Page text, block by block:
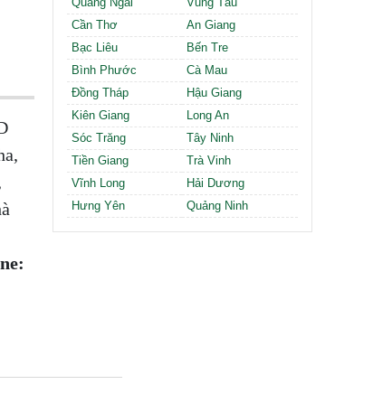
Cần Thơ
An Giang
Bạc Liêu
Bến Tre
Bình Phước
Cà Mau
Đồng Tháp
Hậu Giang
Kiên Giang
Long An
Sóc Trăng
Tây Ninh
Tiền Giang
Trà Vinh
Vĩnh Long
Hải Dương
Hưng Yên
Quảng Ninh